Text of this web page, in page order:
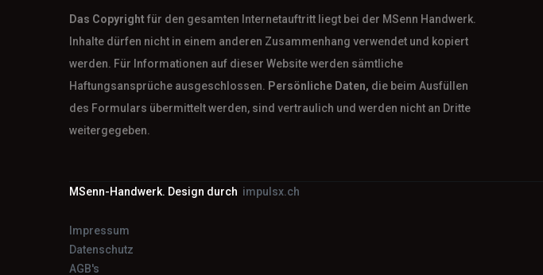
Das Copyrightfür den gesamten Internetauftritt liegt bei der MSenn Handwerk.
Inhalte dürfen nicht in einem anderen Zusammenhang verwendet und kopiert
werden. Für Informationen auf dieser Website werden sämtliche
Haftungsansprüche ausgeschlossen. Persönliche Daten, die beim Ausfüllen
des Formulars übermittelt werden, sind vertraulich und werden nicht an Dritte
weitergegeben.
MSenn-Handwerk. Design durch impulsx.ch
Impressum
Datenschutz
AGB's